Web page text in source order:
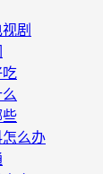
剧
吃
些
么办